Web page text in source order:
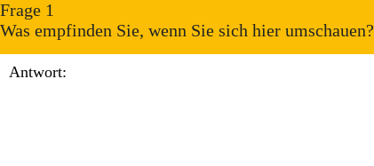
Frage 1
Was empfinden Sie, wenn Sie sich hier umschauen?